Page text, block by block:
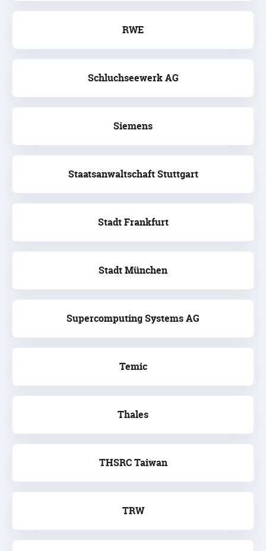
RWE
Schluchseewerk AG
Siemens
Staatsanwaltschaft Stuttgart
Stadt Frankfurt
Stadt München
Supercomputing Systems AG
Temic
Thales
THSRC Taiwan
TRW